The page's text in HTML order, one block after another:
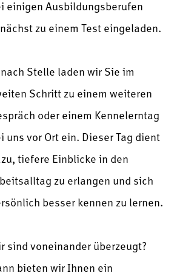
einigen Ausbildungsberufen
zu einem Test eingeladen.
nach Stelle laden wir Sie im
Schritt zu einem weiteren
oder einem Kennelerntag
uns vor Ort ein. Dieser Tag dient
tiefere Einblicke in den
zu erlangen und sich
besser kennen zu lernen.
sind voneinander überzeugt?
bieten wir Ihnen ein